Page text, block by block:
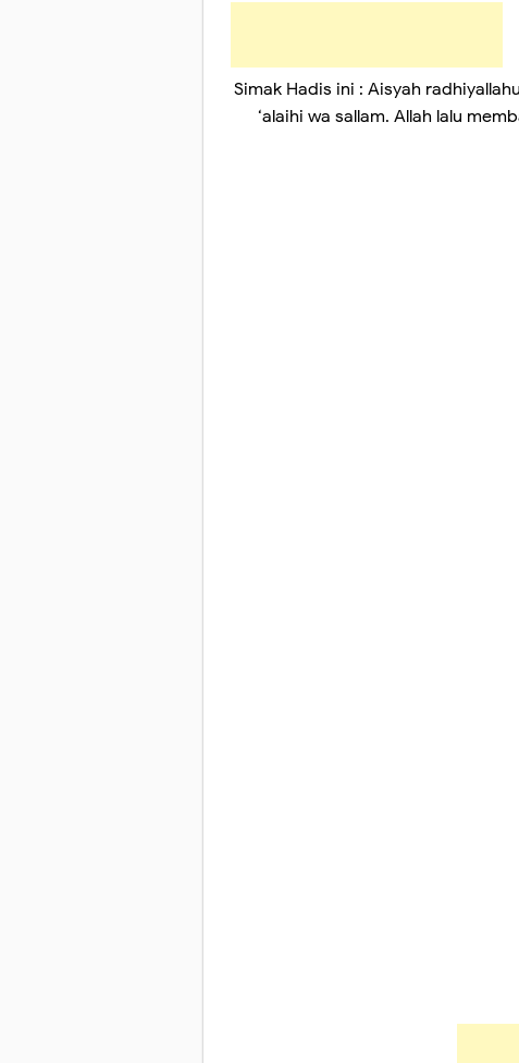
Simak Hadis ini : Aisyah
‘alaihi wa sallam. Allah lalu